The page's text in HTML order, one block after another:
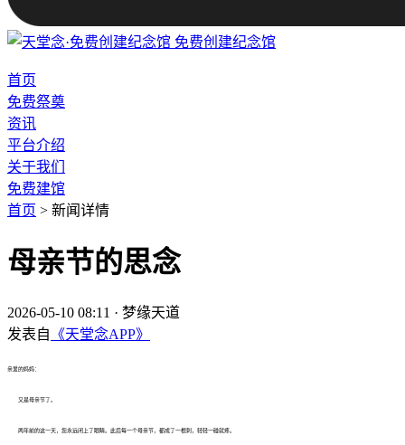
免费创建纪念馆
首页
免费祭奠
资讯
平台介绍
关于我们
免费建馆
首页 > 新闻详情
母亲节的思念
2026-05-10 08:11 · 梦缘天道
发表自 《天堂念APP》
亲爱的妈妈：
又是母亲节了。
两年前的这一天，您永远闭上了眼睛。此后每一个母亲节，都成了一根刺，轻轻一碰就疼。